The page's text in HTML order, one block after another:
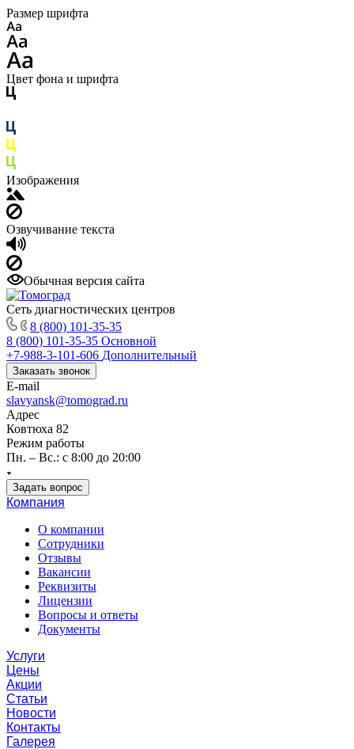
Размер шрифта
Цвет фона и шрифта
Изображения
Озвучивание текста
Обычная версия сайта
Сеть диагностических центров
8 (800) 101-35-35
8 (800) 101-35-35 Основной
+7-988-3-101-606 Дополнительный
Заказать звонок
E-mail
slavyansk@tomograd.ru
Адрес
Ковтюха 82
Режим работы
Пн. – Вс.: с 8:00 до 20:00
Задать вопрос
Компания
О компании
Сотрудники
Отзывы
Вакансии
Реквизиты
Лицензии
Вопросы и ответы
Документы
Услуги
Цены
Акции
Статьи
Новости
Контакты
Галерея